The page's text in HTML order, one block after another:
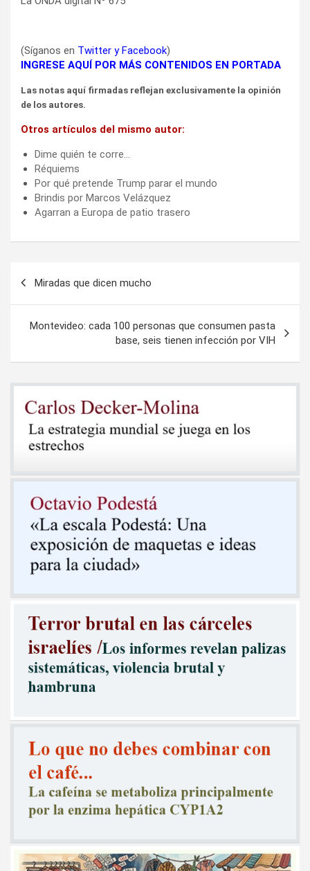
(Síganos en Twitter yFacebook)
INGRESE AQUÍ POR MÁS CONTENIDOS EN PORTADA
Las notas aquí firmadas reflejan exclusivamente la opinión
de los autores.
Otros artículos del mismo autor:
Dime quién te corre…
Réquiems
Por qué pretende Trump parar el mundo
Brindis por Marcos Velázquez
Agarran a Europa de patio trasero
entradas
Miradas que dicen mucho
Montevideo: cada 100 personas que consumen pasta
base, seis tienen infección por VIH